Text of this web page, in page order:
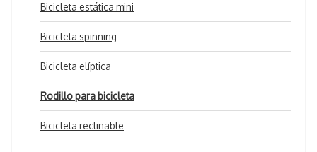
Bicicleta estática mini
Bicicleta spinning
Bicicleta elíptica
Rodillo para bicicleta
Bicicleta reclinable